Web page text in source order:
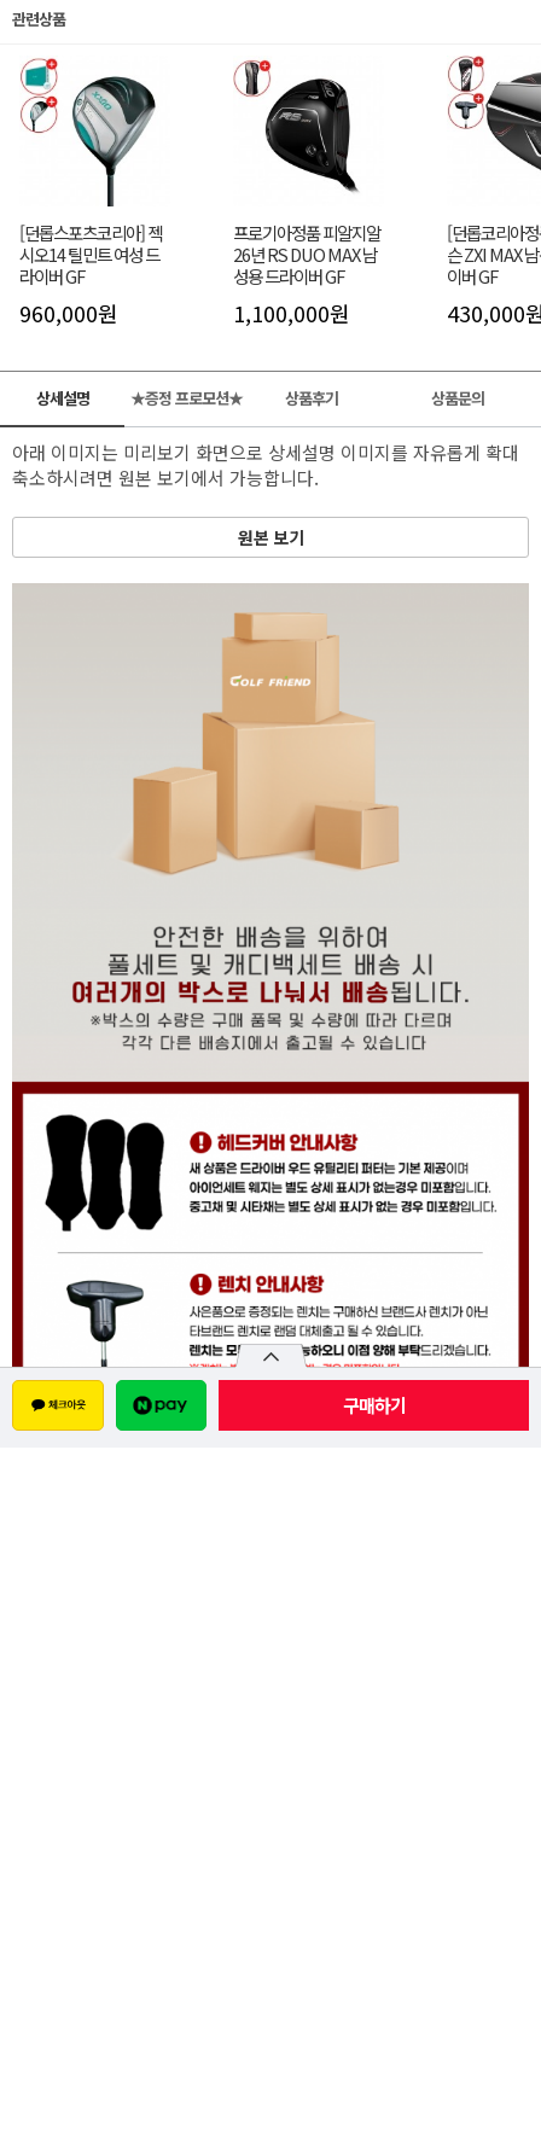
관련상품
[던롭스포츠코리아] 젝
시오14 틸민트 여성 드
라이버 GF
960,000원
프로기아정품 피알지알
26년 RS DUO MAX 남
성용 드라이버 GF
1,100,000원
[던롭코리아
슨 ZXI MAX
이버 GF
430,000
상세설명 ★증정 프로모션★ 상품후기 상품문의
아래 이미지는 미리보기 화면으로 상세설명 이미지를 자유롭게 확대
축소하시려면 원본 보기에서 가능합니다.
원본 보기